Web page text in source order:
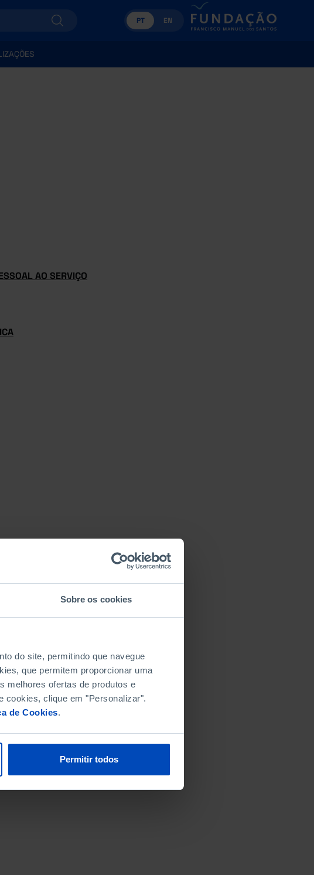
Sobre os cookies
do site, permitindo que navegue
que permitem proporcionar uma
melhores ofertas de produtos e
cookies, clique em "Personalizar".
de Cookies.
Permitir todos
PT EN
AO SERVIÇO